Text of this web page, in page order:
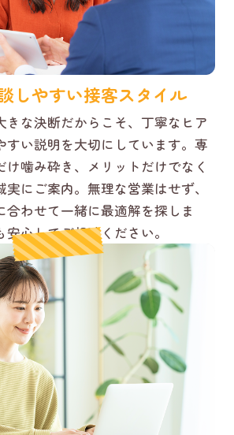
しやすい接客スタイル
きな決断だからこそ、丁寧なヒア
すい説明を大切にしています。専
け噛み砕き、メリットだけでなく
にご案内。無理な営業はせず、
合わせて一緒に最適解を探しま
心してご相談ください。